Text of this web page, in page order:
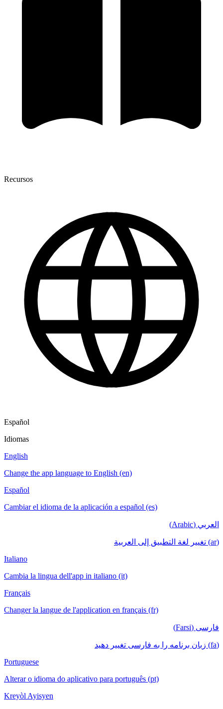
Recursos
Español
Idiomas
English
Change the app language to English (en)
Español
Cambiar el idioma de la aplicación a español (es)
العربي (Arabic)
(ar) تغيير لغة التطبيق إلى العربية
Italiano
Cambia la lingua dell'app in italiano (it)
Français
Changer la langue de l'application en français (fr)
فارسی (Farsi)
(fa) زبان برنامه را به فارسی تغییر دهید
Portuguese
Alterar o idioma do aplicativo para português (pt)
Kreyòl Ayisyen